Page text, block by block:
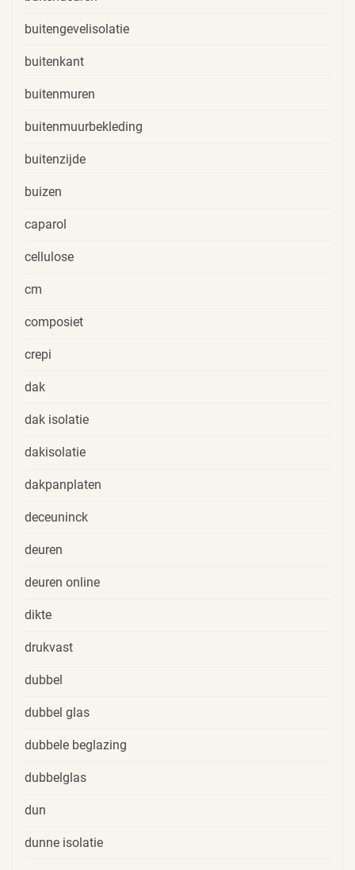
buitengevelisolatie
buitenkant
buitenmuren
buitenmuurbekleding
buitenzijde
buizen
caparol
cellulose
cm
composiet
crepi
dak
dak isolatie
dakisolatie
dakpanplaten
deceuninck
deuren
deuren online
dikte
drukvast
dubbel
dubbel glas
dubbele beglazing
dubbelglas
dun
dunne isolatie